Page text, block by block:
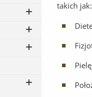
takich jak: